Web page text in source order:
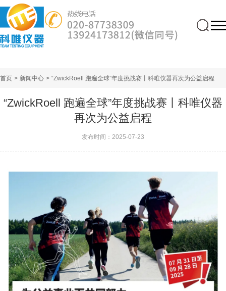
首页 > 新闻中心 > “ZwickRoell 跑遍全球”年度挑战赛丨科唯仪器再次为公益启程
“ZwickRoell 跑遍全球”年度挑战赛丨科唯仪器
再次为公益启程
发布时间：2025-07-23